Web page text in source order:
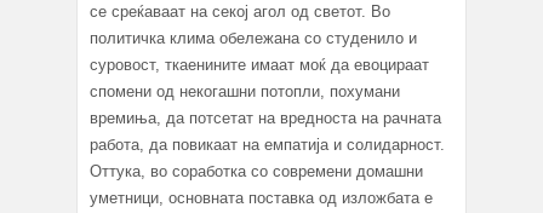
се среќаваат на секој агол од светот. Во
политичка клима обележана со студенило и
суровост, ткаенините имаат моќ да евоцираат
спомени од некогашни потопли, похумани
времиња, да потсетат на вредноста на рачната
работа, да повикаат на емпатија и солидарност.
Оттука, во соработка со современи домашни
уметници, основната поставка од изложбата е